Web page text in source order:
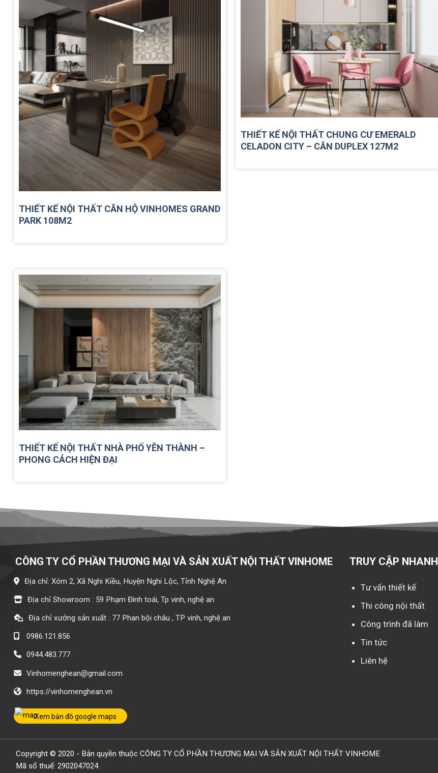
THIẾT KẾ NỘI THẤT CĂN HỘ VINHOMES GRAND
PARK 108M2
THIẾT KẾ NỘI THẤT CHUNG CƯ EMERALD
CELADON CITY – CĂN DUPLEX 127M2
THIẾT KẾ NỘI THẤT NHÀ PHỐ YÊN THÀNH –
PHONG CÁCH HIỆN ĐẠI
CÔNG TY CỔ PHẦN THƯƠNG MẠI VÀ SẢN XUẤT NỘI THẤT VINHOME
Địa chỉ: Xóm 2, Xã Nghi Kiều, Huyện Nghi Lộc, Tỉnh Nghệ An
Địa chỉ Showroom : 59 Phạm Đình toái, Tp vinh, nghệ an
Địa chỉ xưởng sản xuất : 77 Phan bội châu , TP vinh, nghệ an
0986.121.856
0944.483.777
Vinhomenghean@gmail.com
https://vinhomenghean.vn
Xem bản đồ google maps
TRUY CẬP NHANH
Tư vấn thiết kế
Thi công nội thất
Công trình đã làm
Tin tức
Liên hệ
Copyright © 2020 - Bản quyền thuộc CÔNG TY CỔ PHẦN THƯƠNG MẠI VÀ SẢN XUẤT NỘI THẤT VINHOME
Mã số thuế: 2902047024